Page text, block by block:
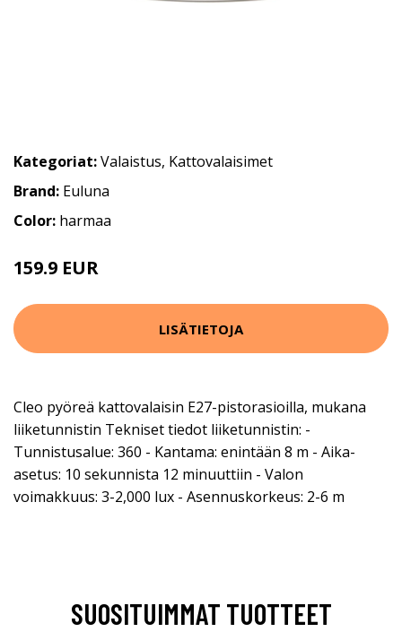
Kategoriat:Valaistus, Kattovalaisimet
Brand: Euluna
Color: harmaa
159.9 EUR
LISÄTIETOJA
Cleo pyöreä kattovalaisin E27-pistorasioilla, mukana
liiketunnistin Tekniset tiedot liiketunnistin: -
Tunnistusalue: 360 - Kantama: enintään 8 m - Aika-
asetus: 10 sekunnista 12 minuuttiin - Valon
voimakkuus: 3-2,000 lux - Asennuskorkeus: 2-6 m
SUOSITUIMMAT TUOTTEET